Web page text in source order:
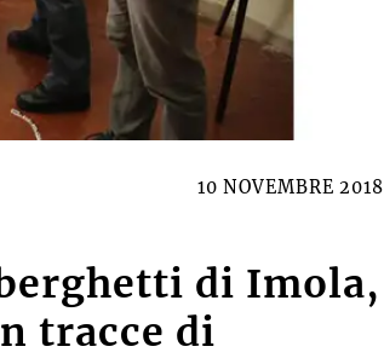
10 NOVEMBRE 2018
di Imola,
tracce di